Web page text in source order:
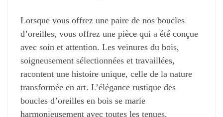
Lorsque vous offrez une paire de nos boucles
d’oreilles, vous offrez une pièce qui a été conçue
avec soin et attention. Les veinures du bois,
soigneusement sélectionnées et travaillées,
racontent une histoire unique, celle de la nature
transformée en art. L’élégance rustique des
boucles d’oreilles en bois se marie
harmonieusement avec toutes les tenues,